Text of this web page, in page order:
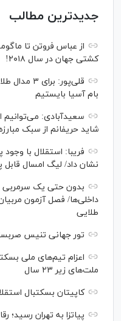
جدیدترین مطالب
از عباس فروتن تا
کشتی جهان در سال ۲۰۱۸!
قلی‌پور:
بام آسیا بایستیم
سعیدآبادی: می‌توانیم
شاید حریفانم از سبک
فریبا: استقلال با
نشان داد/ لیگ امسال
بدون حتی یک سرمربی
داخلی‌ها/ فصل آزمون
طلایی
تور جهانی تنیس صربستان|
ملت‌های زیر ۲۳ سال
کاپیتان بسکتبال